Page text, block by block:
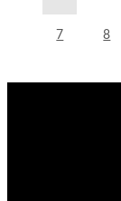
7 8